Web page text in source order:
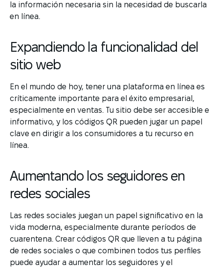
la información necesaria sin la necesidad de buscarla
en línea.
Expandiendo la funcionalidad del
sitio web
En el mundo de hoy, tener una plataforma en línea es
críticamente importante para el éxito empresarial,
especialmente en ventas. Tu sitio debe ser accesible e
informativo, y los códigos QR pueden jugar un papel
clave en dirigir a los consumidores a tu recurso en
línea.
Aumentando los seguidores en
redes sociales
Las redes sociales juegan un papel significativo en la
vida moderna, especialmente durante períodos de
cuarentena. Crear códigos QR que lleven a tu página
de redes sociales o que combinen todos tus perfiles
puede ayudar a aumentar los seguidores y el